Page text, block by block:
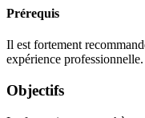
Prérequis
Il est fortement
expérience professionnelle.
Objectifs